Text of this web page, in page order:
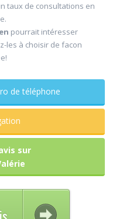
taux de consultations en
pourrait intéresser
les à choisir de facon
numéro de téléphone
sur